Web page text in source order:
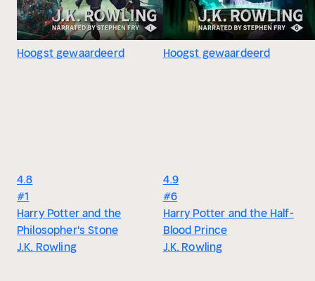
Hoogst gewaardeerd
4.8
#1
Harry Potter and the
Philosopher's Stone
J.K. Rowling
Hoogst gewaardeerd
4.9
#6
Harry Potter and the Half-
Blood Prince
J.K. Rowling